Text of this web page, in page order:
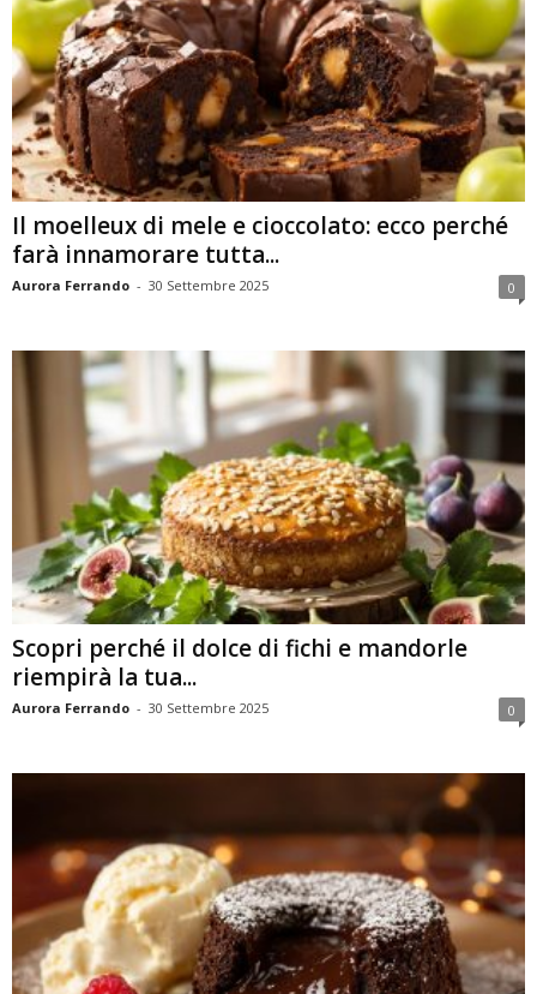
Il moelleux di mele e cioccolato: ecco perché
farà innamorare tutta...
Aurora Ferrando - 30 Settembre 2025 0
Scopri perché il dolce di fichi e mandorle
riempirà la tua...
Aurora Ferrando - 30 Settembre 2025 0